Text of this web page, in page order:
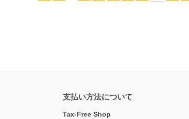
支払い方法について
Tax-Free Shop